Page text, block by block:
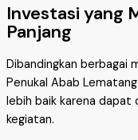
Investasi yang
Panjang
Dibandingkan berbagai
Penukal Abab
lebih baik karena dapat
kegiatan.